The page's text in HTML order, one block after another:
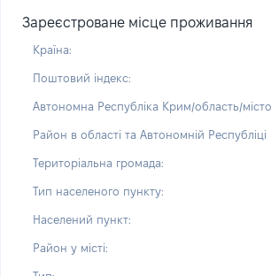
Зареєстроване місце проживання
Країна:
Поштовий індекс:
Автономна Республіка Крим/область/
Район в області та Автономній
Територіальна громада:
Тип населеного пункту:
Населений пункт:
Район у місті: